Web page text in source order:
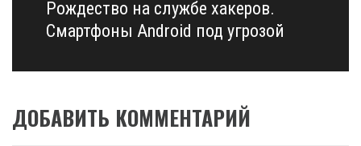
Next
post:
Рождество на службе хакеров.
Смартфоны Android под угрозой
ДОБАВИТЬ КОММЕНТАРИЙ